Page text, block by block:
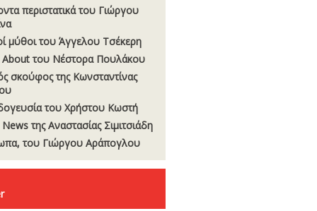
περιστατικά του Γιώργου
µύθοι του Άγγελου Τσέκερη
του Νέστορα Πουλάκου
σκούφος της Κωνσταντίνας
του Χρήστου Κωστή
της Αναστασίας Σιµιτσιάδη
του Γιώργου Αράπογλου